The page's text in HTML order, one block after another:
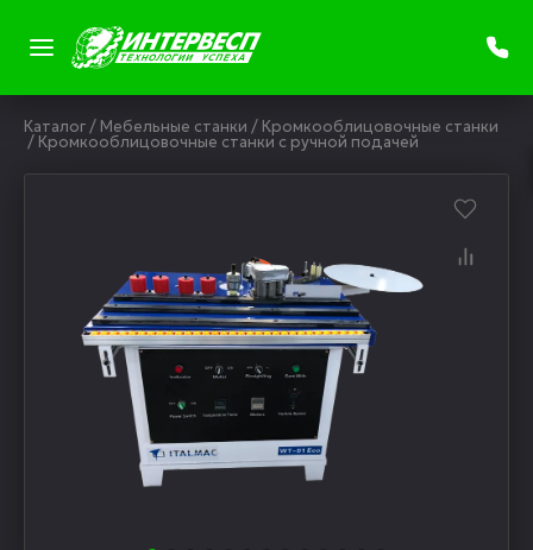
Каталог/ Мебельные станки / Кромкооблицовочные станки
/ Кромкооблицовочные станки с ручной подачей